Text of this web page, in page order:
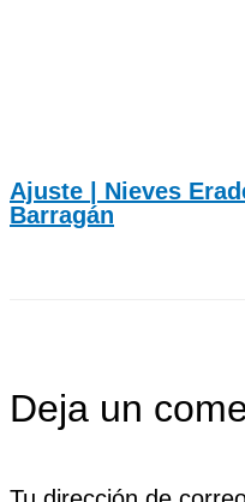
Ajuste | Nieves
Barragán
Deja un